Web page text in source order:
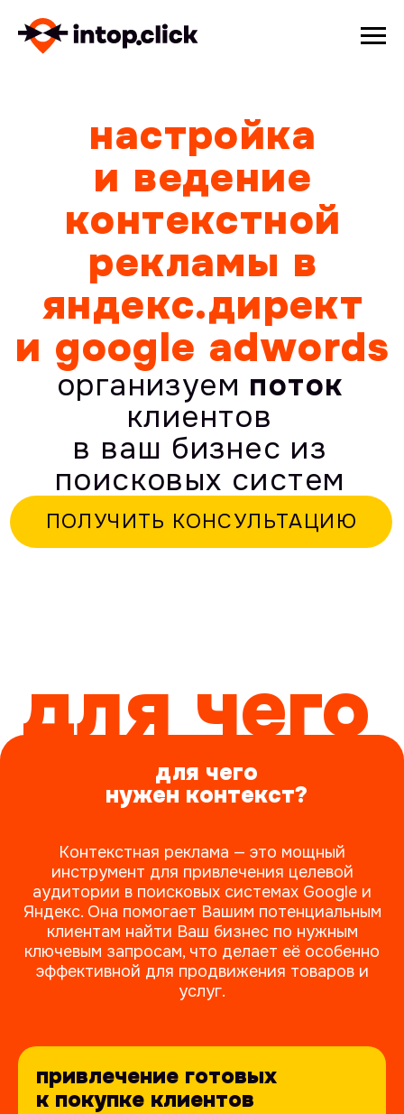
и ведение
контекстной
рекламы в
яндекс.директ
и google adwords
организуемпоток
клиентов
в ваш бизнес из
поисковых систем
ПОЛУЧИТЬ КОНСУЛЬТАЦИЮ
для чего
для чего
Контекстная реклама — это мощный
инструмент для привлечения целевой
аудитории в поисковых системах Google и
Яндекс. Она помогает Вашим потенциальным
клиентам найти Ваш бизнес по нужным
ключевым запросам, что делает её особенно
эффективной для продвижения товаров и
услуг.
привлечение готовых
к покупке клиентов